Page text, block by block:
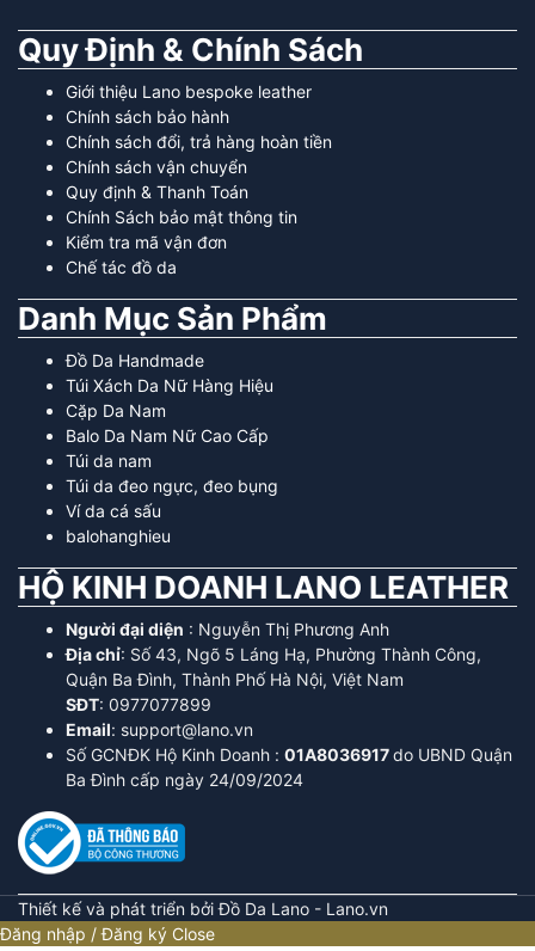
Quy Định & Chính Sách
Giới thiệu Lano bespoke leather
Chính sách bảo hành
Chính sách đổi, trả hàng hoàn tiền
Chính sách vận chuyển
Quy định & Thanh Toán
Chính Sách bảo mật thông tin
Kiểm tra mã vận đơn
Chế tác đồ da
Danh Mục Sản Phẩm
Đồ Da Handmade
Túi Xách Da Nữ Hàng Hiệu
Cặp Da Nam
Balo Da Nam Nữ Cao Cấp
Túi da nam
Túi da đeo ngực, đeo bụng
Ví da cá sấu
balohanghieu
HỘ KINH DOANH LANO LEATHER
Người đại diện : Nguyễn Thị Phương Anh
Địa chỉ: Số 43, Ngõ 5 Láng Hạ, Phường Thành Công,
Quận Ba Đình, Thành Phố Hà Nội, Việt Nam
SĐT: 0977077899
Email: support@lano.vn
Số GCNĐK Hộ Kinh Doanh : 01A8036917do UBND Quận
Ba Đình cấp ngày 24/09/2024
Thiết kế và phát triển bởi Đồ Da Lano - Lano.vn
Đăng nhập / Đăng ký Close